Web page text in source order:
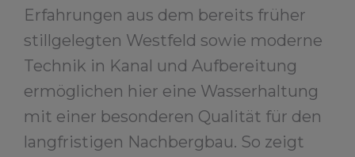
Erfahrungen aus dem bereits früher
stillgelegten Westfeld sowie moderne
Technik in Kanal und Aufbereitung
ermöglichen hier eine Wasserhaltung
mit einer besonderen Qualität für den
langfristigen Nachbergbau. So zeigt